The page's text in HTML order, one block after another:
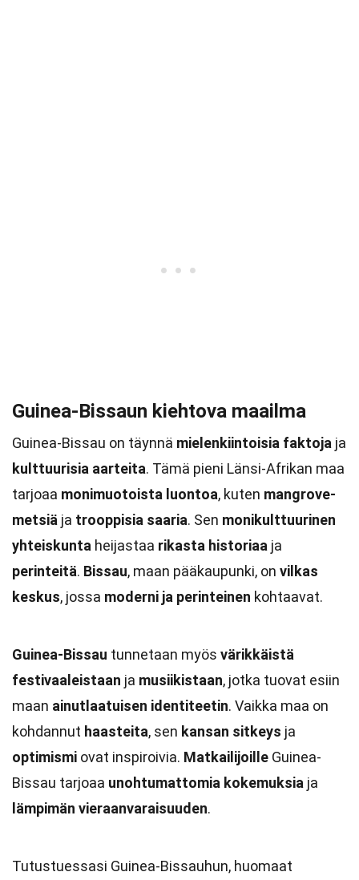
Guinea-Bissaun kiehtova maailma
Guinea-Bissau on täynnä mielenkiintoisia faktoja ja
kulttuurisia aarteita. Tämä pieni Länsi-Afrikan maa
tarjoaa monimuotoista luontoa, kuten mangrove-
metsiä ja trooppisia saaria. Sen monikulttuurinen
yhteiskunta heijastaa rikasta historiaa ja
perinteitä. Bissau, maan pääkaupunki, on vilkas
keskus, jossa moderni ja perinteinen kohtaavat.
Guinea-Bissau tunnetaan myös värikkäistä
festivaaleistaan ja musiikistaan, jotka tuovat esiin
maan ainutlaatuisen identiteetin. Vaikka maa on
kohdannut haasteita, sen kansan sitkeys ja
optimismi ovat inspiroivia. Matkailijoille Guinea-
Bissau tarjoaa unohtumattomia kokemuksia ja
lämpimän vieraanvaraisuuden.
Tutustuessasi Guinea-Bissauhun, huomaat